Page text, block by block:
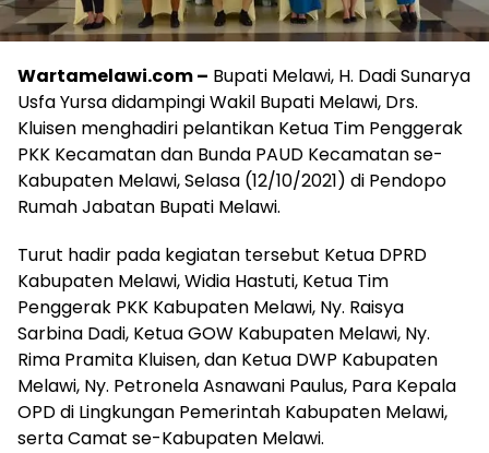
Wartamelawi.com – Bupati Melawi, H. Dadi Sunarya
Usfa Yursa didampingi Wakil Bupati Melawi, Drs.
Kluisen menghadiri pelantikan Ketua Tim Penggerak
PKK Kecamatan dan Bunda PAUD Kecamatan se-
Kabupaten Melawi, Selasa (12/10/2021) di Pendopo
Rumah Jabatan Bupati Melawi.
Turut hadir pada kegiatan tersebut Ketua DPRD
Kabupaten Melawi, Widia Hastuti, Ketua Tim
Penggerak PKK Kabupaten Melawi, Ny. Raisya
Sarbina Dadi, Ketua GOW Kabupaten Melawi, Ny.
Rima Pramita Kluisen, dan Ketua DWP Kabupaten
Melawi, Ny. Petronela Asnawani Paulus, Para Kepala
OPD di Lingkungan Pemerintah Kabupaten Melawi,
serta Camat se-Kabupaten Melawi.